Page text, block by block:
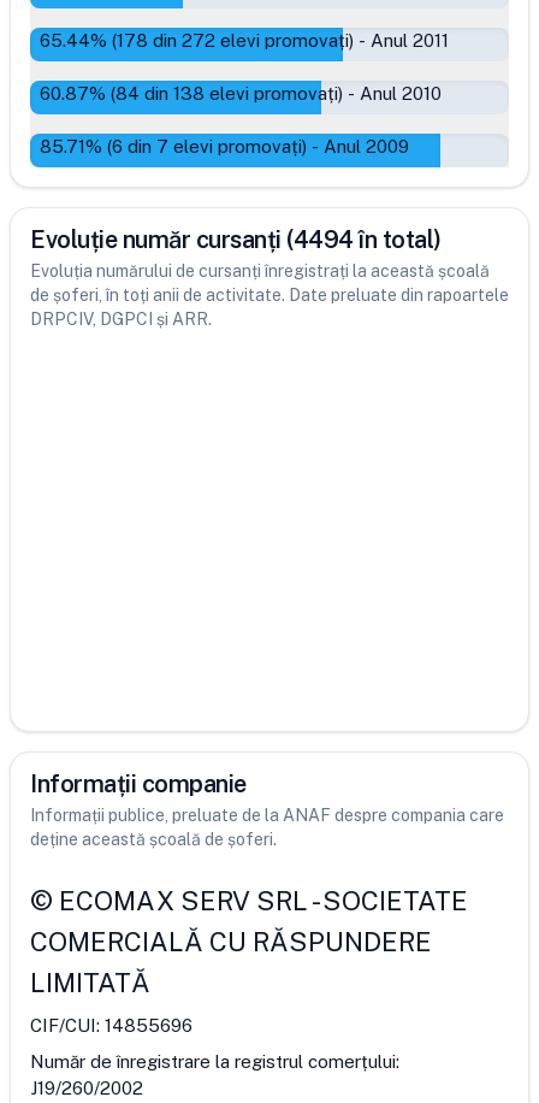
65.44% (178 din 272 elevi promovați) - Anul 2011
60.87% (84 din 138 elevi promovați) - Anul 2010
85.71% (6 din 7 elevi promovați) - Anul 2009
Evoluție număr cursanți (4494 în total)
Evoluția numărului de cursanți înregistrați la această școală
de șoferi, în toți anii de activitate. Date preluate din rapoartele
DRPCIV, DGPCI și ARR.
Informații companie
Informații publice, preluate de la ANAF despre compania care
deține această școală de șoferi.
© ECOMAX SERV SRL-SOCIETATE
COMERCIALĂ CU RĂSPUNDERE
LIMITATĂ
CIF/CUI: 14855696
Număr de înregistrare la registrul comerțului:
J19/260/2002